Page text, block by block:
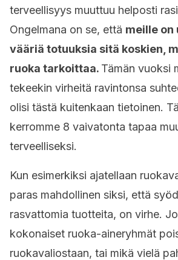
terveellisyys muuttuu helposti
Ongelmana on se, että meille on
vääriä totuuksia sitä koskien,
ruoka tarkoittaa. Tämän vuoksi
tekeekin virheitä ravintonsa
olisi tästä kuitenkaan tietoinen.
kerromme 8 vaivatonta tapaa
terveelliseksi.
Kun esimerkiksi ajatellaan
paras mahdollinen siksi, että
rasvattomia tuotteita, on virhe.
kokonaiset ruoka-aineryhmät
ruokavaliostaan, tai mikä vielä